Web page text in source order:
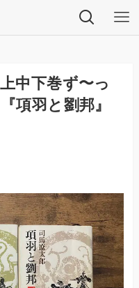
中下巻ず〜っ
項羽と劉邦』